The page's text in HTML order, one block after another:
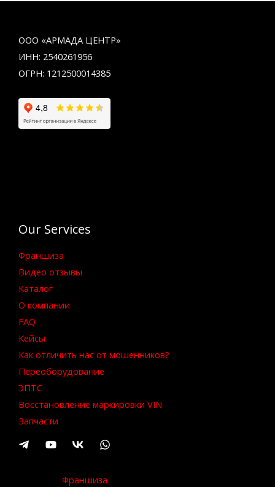
ООО «АРМАДА ЦЕНТР»
ИНН: 2540261956
ОГРН: 1212500014385
Our Services
Франшиза
Видео отзывы
Каталог
О компании
FAQ
Кейсы
Как отличить нас от мошенников?
Переоборудование
ЭПТС
Восстановление маркировки VIN
Запчасти
Франшиза